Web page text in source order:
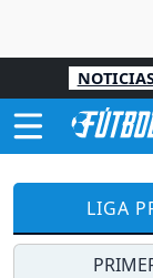
LIGA